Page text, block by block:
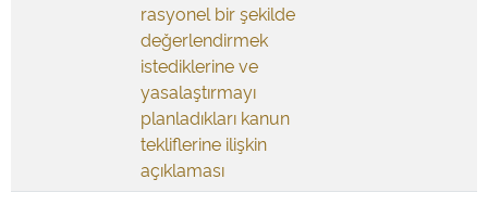
rasyonel bir şekilde
değerlendirmek
istediklerine ve
yasalaştırmayı
planladıkları kanun
tekliflerine ilişkin
açıklaması